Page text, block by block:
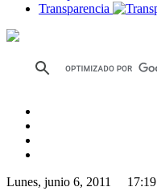
Transparencia
Lunes, junio 6, 2011 17:19